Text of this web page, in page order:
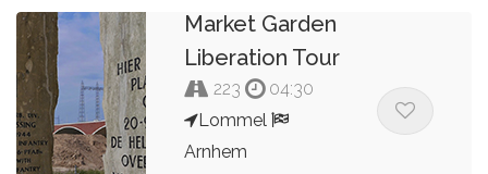
Market Garden
Liberation Tour
223
04:30
Lommel
Arnhem